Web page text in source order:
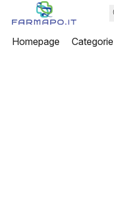
Homepage Categorie